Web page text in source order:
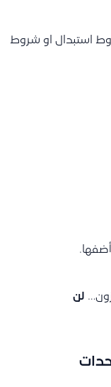
استبدال او شروط
لن